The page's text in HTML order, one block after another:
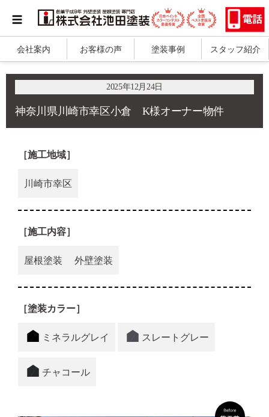
会社案内 お客様の声 塗装事例 スタッフ紹介
2025年12月24日
神奈川県川崎市幸区小倉 K様オーナー物件
［施工地域］
川崎市幸区
［施工内容］
屋根塗装 外壁塗装
［塗装カラー］
ミネラルグレイ スレートグレー
チャコール